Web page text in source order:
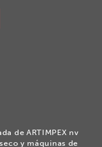
de ARTIMPEX nv
y máquinas de